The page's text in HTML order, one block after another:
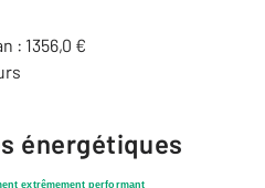
: 1356,0 €
énergétiques
extrêmement performant